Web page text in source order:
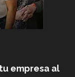
empresa al